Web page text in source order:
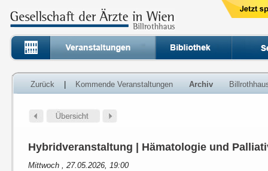
Zurück Kommende Veranstaltungen Archiv
Hybridveranstaltung | Hämatologie und
Mittwoch , 27.05.2026, 19:00